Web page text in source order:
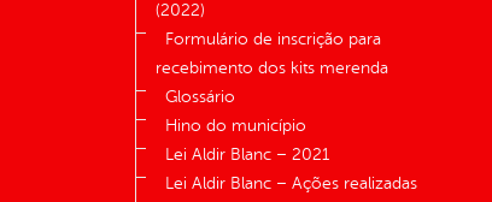
(2022)
Formulário de inscrição para
recebimento dos kits merenda
Glossário
Hino do município
Lei Aldir Blanc – 2021
Lei Aldir Blanc – Ações realizadas